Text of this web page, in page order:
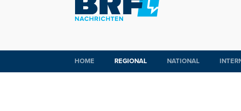
HOME REGIONAL NATIONAL